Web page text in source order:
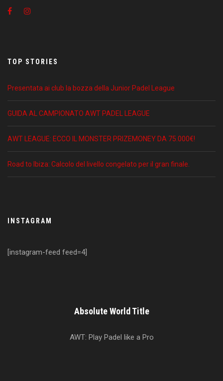
TOP STORIES
Presentata ai club la bozza della Junior Padel League
GUIDA AL CAMPIONATO AWT PADEL LEAGUE
AWT LEAGUE: ECCO IL MONSTER PRIZEMONEY DA 75.000€!
Road to Ibiza: Calcolo del livello congelato per il gran finale.
INSTAGRAM
[instagram-feed feed=4]
Absolute World Title
AWT: Play Padel like a Pro